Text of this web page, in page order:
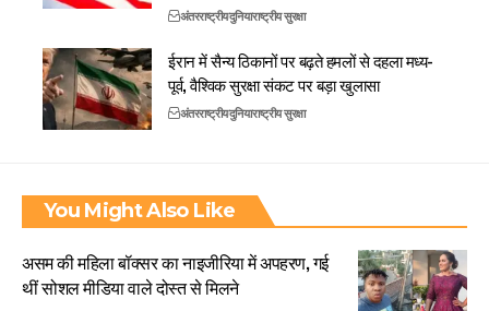
अंतरराष्ट्रीयदुनियाराष्ट्रीय सुरक्षा
ईरान में सैन्य ठिकानों पर बढ़ते हमलों से दहला मध्य-
पूर्व, वैश्विक सुरक्षा संकट पर बड़ा खुलासा
अंतरराष्ट्रीयदुनियाराष्ट्रीय सुरक्षा
You Might Also Like
असम की महिला बॉक्सर का नाइजीरिया में अपहरण, गई
थीं सोशल मीडिया वाले दोस्त से मिलने